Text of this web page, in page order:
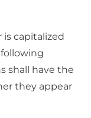
capitalized
shall have the
they appear